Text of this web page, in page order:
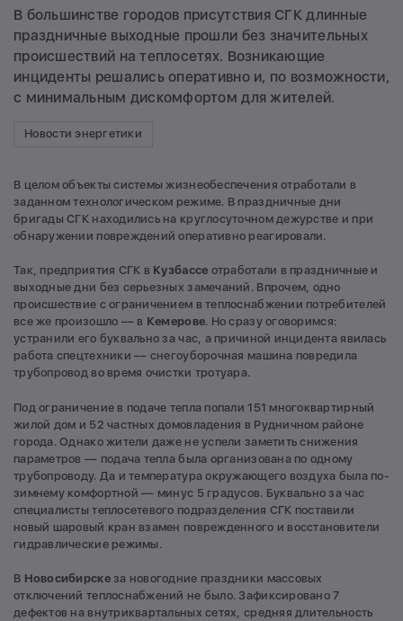
В большинстве городов присутствия СГК длинные
праздничные выходные прошли без значительных
происшествий на теплосетях. Возникающие
инциденты решались оперативно и, по возможности,
с минимальным дискомфортом для жителей.
Новости энергетики
В целом объекты системы жизнеобеспечения отработали в
заданном технологическом режиме. В праздничные дни
бригады СГК находились на круглосуточном дежурстве и при
обнаружении повреждений оперативно реагировали.
Так, предприятия СГК в Кузбассе отработали в праздничные и
выходные дни без серьезных замечаний. Впрочем, одно
происшествие с ограничением в теплоснабжении потребителей
все же произошло –– в Кемерове. Но сразу оговоримся:
устранили его буквально за час, а причиной инцидента явилась
работа спецтехники –– снегоуборочная машина повредила
трубопровод во время очистки тротуара.
Под ограничение в подаче тепла попали 151 многоквартирный
жилой дом и 52 частных домовладения в Рудничном районе
города. Однако жители даже не успели заметить снижения
параметров –– подача тепла была организована по одному
трубопроводу. Да и температура окружающего воздуха была по-
зимнему комфортной –– минус 5 градусов. Буквально за час
специалисты теплосетевого подразделения СГК поставили
новый шаровый кран взамен поврежденного и восстановители
гидравлические режимы.
В Новосибирскеза новогодние праздники массовых
отключений теплоснабжений не было. Зафиксировано 7
дефектов на внутриквартальных сетях, средняя длительность